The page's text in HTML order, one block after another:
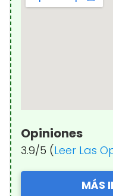
Opiniones
3.9/5 (Leer Las
MÁS